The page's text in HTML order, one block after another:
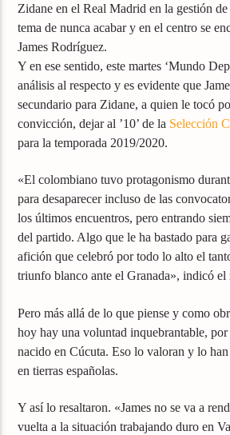
Zidane en el Real Madrid en la gestión
tema de nunca acabar y en el centro se
James Rodríguez.
Y en ese sentido, este martes ‘Mundo
análisis al respecto y es evidente que
secundario para Zidane, a quien le tocó
convicción, dejar al ’10’ de la Selección
para la temporada 2019/2020.
«El colombiano tuvo protagonismo
para desaparecer incluso de las
los últimos encuentros, pero entrando
del partido. Algo que le ha bastado para
afición que celebró por todo lo alto el
triunfo blanco ante el Granada», indicó el
Pero más allá de lo que piense y como
hoy hay una voluntad inquebrantable,
nacido en Cúcuta. Eso lo valoran y lo
en tierras españolas.
Y así lo resaltaron. «James no se va a
vuelta a la situación trabajando duro en